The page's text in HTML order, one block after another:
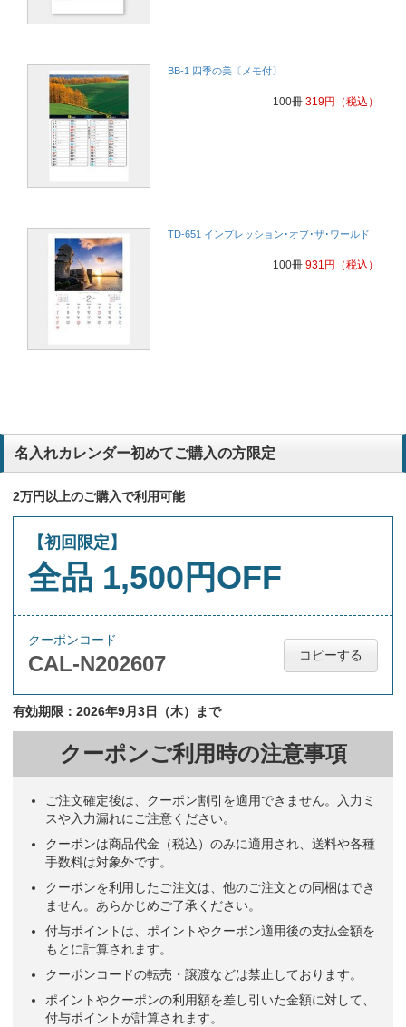
BB-1 四季の美〔メモ付〕
100冊 319円 （税込）
TD-651 インプレッション･オブ･ザ･ワールド
100冊 931 円 （税込）
名入れカレンダー初めてご購入の方限定
2万円以上のご購入で利用可能
【初回限定】
全品 1,500円OFF
クーポンコード
CAL-N202607 コピーする
有効期限：2026年9月3日（木）まで
クーポンご利用時の注意事項
ご注文確定後は、クーポン割引を適用できません。入力ミ
スや入力漏れにご注意ください。
クーポンは商品代金（税込）のみに適用され、送料や各種
手数料は対象外です。
クーポンを利用したご注文は、他のご注文との同梱はでき
ません。あらかじめご了承ください。
付与ポイントは、ポイントやクーポン適用後の支払金額を
もとに計算されます。
クーポンコードの転売・譲渡などは禁止しております。
ポイントやクーポンの利用額を差し引いた金額に対して、
付与ポイントが計算されます。